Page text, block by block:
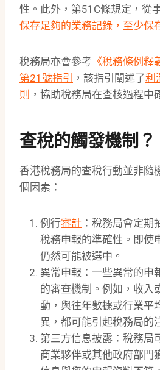
性。此外，第51C條規定，從
保存足夠的業務記錄，至少保
稅務局亦會參考 《稅務條例釋
第21號指引
，該指引闡述了利
則 ，協助稅務局在查核過程中
查稅的觸發機制？
香港稅務局的查稅行動並非隨
個因素：
例行審計 ：稅務局會定期
稅務申報的準確性。即使
仍然可能被選中。
異常申報：一些異常的申
的審查機制。例如，收入
動，與往年數據或行業平
異，都可能引起稅務局的
第三方信息披露：稅務局
商業夥伴或其他政府部門